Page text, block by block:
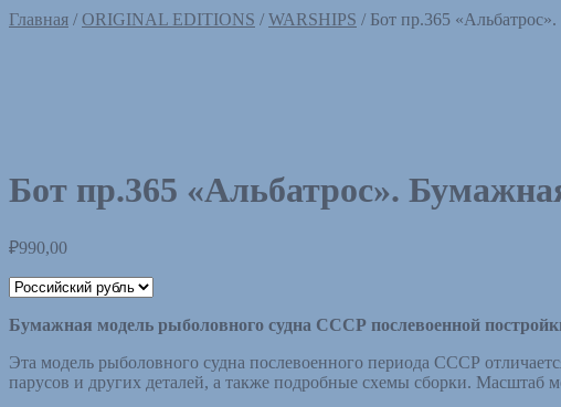
Главная /ORIGINAL EDITIONS /WARSHIPS / Бот пр.365
Бот пр.365 «Альбатрос».
₽990,00
Бумажная модель рыболовного судна СССР послевоенной
Эта модель рыболовного судна послевоенного периода СССР
парусов и других деталей, а также подробные схемы сборки. Масштаб